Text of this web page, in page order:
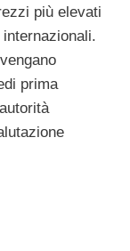
più elevati
prima